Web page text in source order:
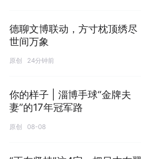
德聊文博联动，方寸枕顶绣尽
世间万象
原创 24分钟前
你的样子 | 淄博手球“金牌夫
妻”的17年冠军路
原创 08-08